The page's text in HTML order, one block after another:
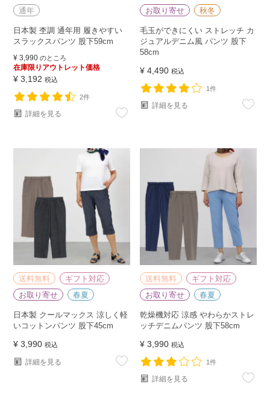
通年
日本製 杢調 通年用 履きやすい
スラックスパンツ 股下59cm
¥ 3,990 のところ
在庫限りアウトレット価格
¥ 3,192 税込
2件
詳細を見る
お取り寄せ
秋冬
毛玉ができにくい ストレッチ カ
ジュアルデニム風 パンツ 股下
58cm
¥ 4,490 税込
1件
詳細を見る
送料無料
ギフト対応
お取り寄せ
春夏
日本製 クールマックス 涼しく軽
いコットンパンツ 股下45cm
¥ 3,990 税込
詳細を見る
送料無料
ギフト対応
お取り寄せ
春夏
乾燥機対応 涼感 やわらかストレ
ッチデニムパンツ 股下58cm
¥ 3,990 税込
1件
詳細を見る